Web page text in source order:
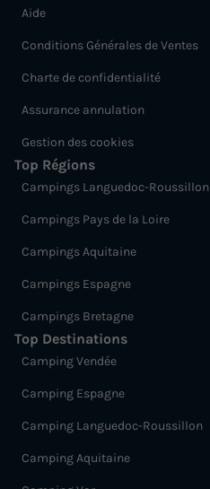
Aide
Conditions Générales de Ventes
Charte de confidentialité
Assurance annulation
Gestion des cookies
Top Régions
Campings Languedoc-Roussillon
Campings Pays de la Loire
Campings Aquitaine
Campings Espagne
Campings Bretagne
Top Destinations
Camping Vendée
Camping Espagne
Camping Languedoc-Roussillon
Camping Aquitaine